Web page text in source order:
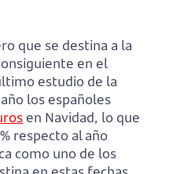
que se destina a la
en el
estudio de la
los españoles
en Navidad, lo que
respecto al año
como uno de los